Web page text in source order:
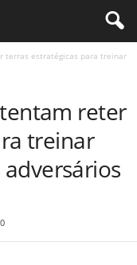
terras estratégicas para treinar
reter
treinar
0